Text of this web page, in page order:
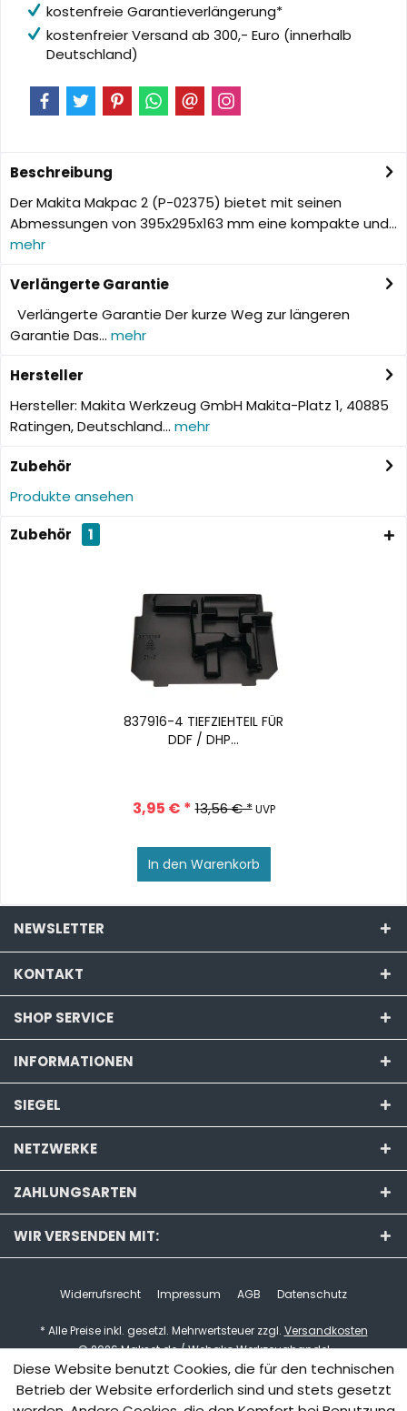
kostenfreie Garantieverlängerung*
kostenfreier Versand ab 300,- Euro (innerhalb
Deutschland)
Beschreibung
Der Makita Makpac 2 (P-02375) bietet mit seinen
Abmessungen von 395x295x163 mm eine kompakte und...
mehr
Verlängerte Garantie
Verlängerte Garantie Der kurze Weg zur längeren
Garantie Das... mehr
Hersteller
Hersteller: Makita Werkzeug GmbH Makita-Platz 1, 40885
Ratingen, Deutschland... mehr
Zubehör
Produkte ansehen
Zubehör
1
837916-4 TIEFZIEHTEIL FÜR
DDF / DHP...
3,95 € * 13,56 € *UVP
In den Warenkorb
NEWSLETTER
KONTAKT
SHOP SERVICE
INFORMATIONEN
SIEGEL
NETZWERKE
ZAHLUNGSARTEN
WIR VERSENDEN MIT:
Widerrufsrecht Impressum AGB Datenschutz
* Alle Preise inkl. gesetzl. Mehrwertsteuer zzgl. Versandkosten
© 2026 Makset.de / Wehako Werkzeughandel
Diese Website benutzt Cookies, die für den technischen
Betrieb der Website erforderlich sind und stets gesetzt